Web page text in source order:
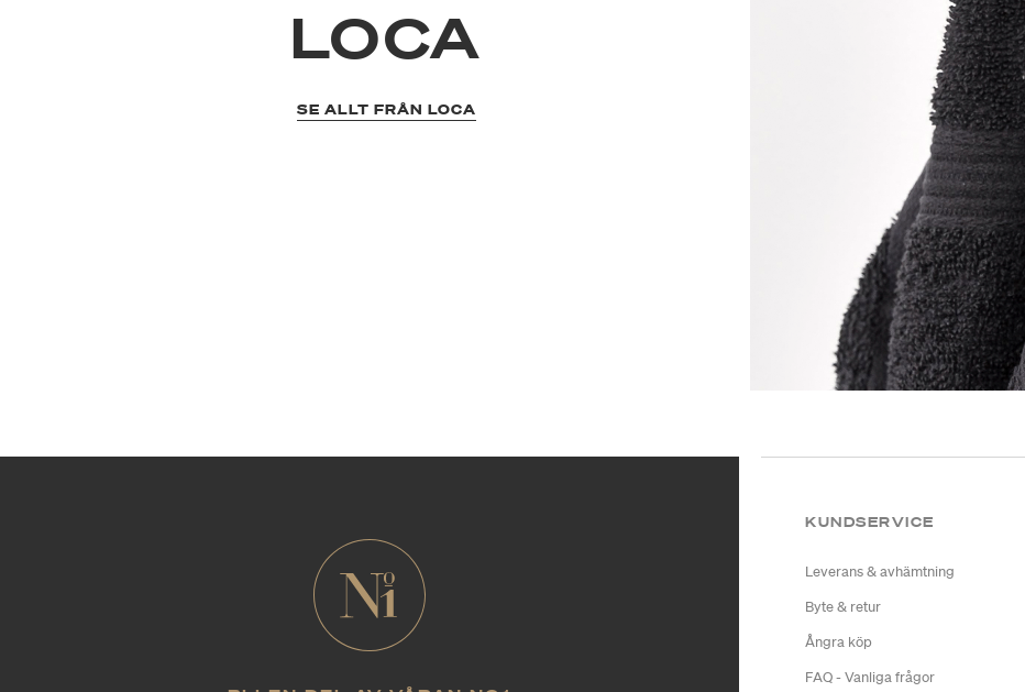
LOCA
SE ALLT FRÅN LOCA
KUNDSERVICE
Leverans & avhämtning
Byte & retur
Ångra köp
FAQ - Vanliga frågor